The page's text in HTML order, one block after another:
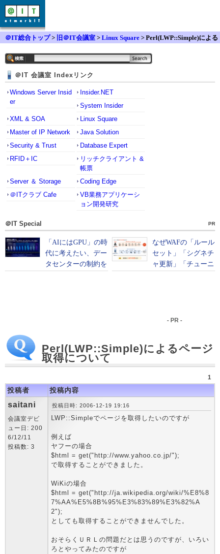
＠IT総合トップ> 旧＠IT会議室 > Linux Square > Perl(LWP::Simple)による
＠IT 会議室 Indexリンク
Windows Server Insid
er
Insider.NET
System Insider
XML & SOA
Linux Square
Master of IP Network
Java Solution
Security & Trust
Database Expert
RFID＋IC
リッチクライアント &
帳票
Server ＆ Storage
Coding Edge
＠ITクラブ Cafe
VB業務アプリケーシ
ョン開発研究
＠IT Special PR
- PR -
Perl(LWP::Simple)によるページ
取得について
1
投稿者 投稿内容
saitani
会議室デビ
ュー日: 200
6/12/11
投稿数: 3
投稿日時: 2006-12-19 19:16
LWP::Simpleでページを取得したいのですが
例えば
ヤフーの場合
$html = get("http://www.yahoo.co.jp/");
で取得することができました。
WiKiの場合
$html = get("http://ja.wikipedia.org/wiki/%E8%8
7%AA%E5%8B%95%E3%83%89%E3%82%A
2");
としても取得することができませんでした。
おそらくＵＲＬの問題だとは思うのですが、いろい
ろとやってみたのですが